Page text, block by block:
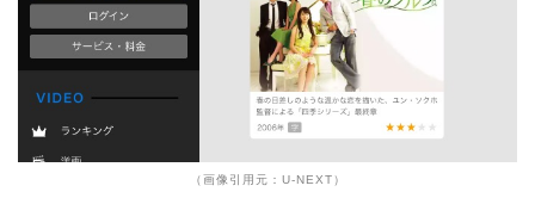
（画像引用元：U-NEXT）